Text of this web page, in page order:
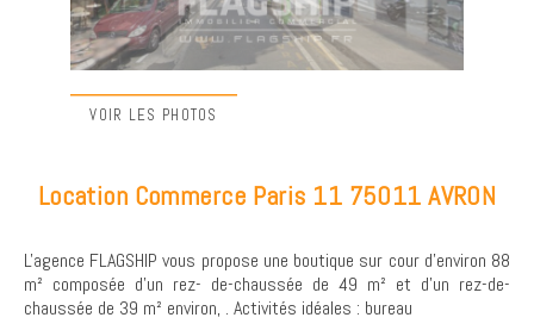
VOIR LES PHOTOS
Location Commerce Paris 11 75011 AVRON
L'agence FLAGSHIP vous propose une boutique sur cour d'environ 88
m² composée d'un rez- de-chaussée de 49 m² et d'un rez-de-
chaussée de 39 m² environ, . Activités idéales : bureau